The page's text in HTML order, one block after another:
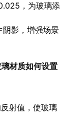
，为玻璃添
阴影，增强场景
材质如何设置
射值，使玻璃